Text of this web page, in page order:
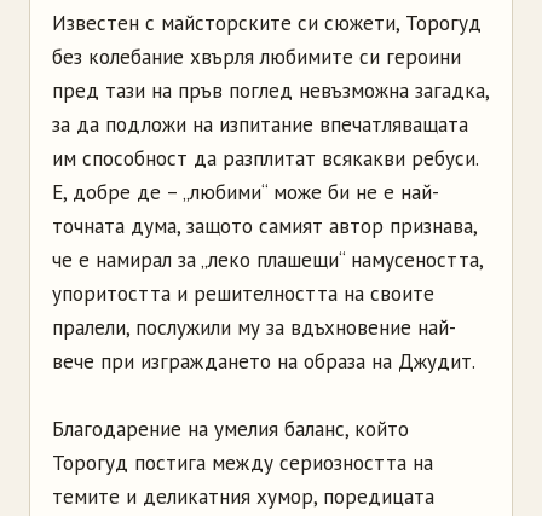
Известен с майсторските си сюжети, Торогуд
без колебание хвърля любимите си героини
пред тази на пръв поглед невъзможна загадка,
за да подложи на изпитание впечатляващата
им способност да разплитат всякакви ребуси.
Е, добре де – „любими“ може би не е най-
точната дума, защото самият автор признава,
че е намирал за „леко плашещи“ намусеността,
упоритостта и решителността на своите
пралели, послужили му за вдъхновение най-
вече при изграждането на образа на Джудит.
Благодарение на умелия баланс, който
Торогуд постига между сериозността на
темите и деликатния хумор, поредицата